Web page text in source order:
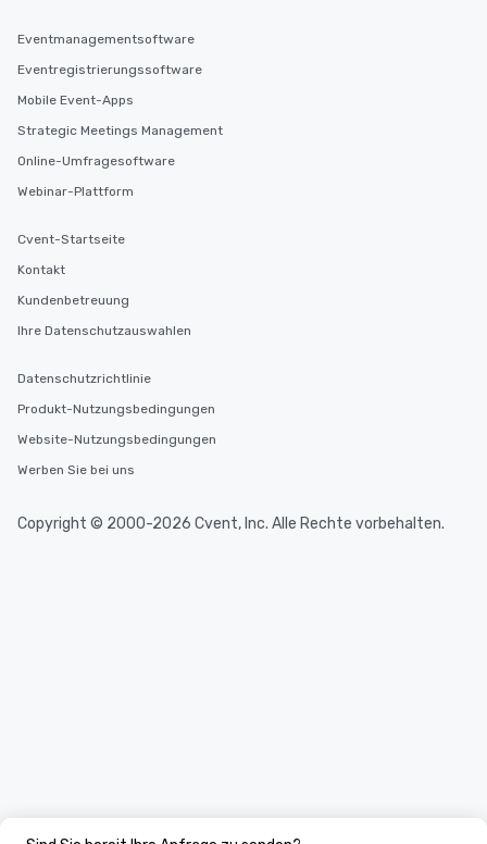
Eventmanagementsoftware
Eventregistrierungssoftware
Mobile Event-Apps
Strategic Meetings Management
Online-Umfragesoftware
Webinar-Plattform
Cvent-Startseite
Kontakt
Kundenbetreuung
Ihre Datenschutzauswahlen
Datenschutzrichtlinie
Produkt-Nutzungsbedingungen
Website-Nutzungsbedingungen
Werben Sie bei uns
Copyright © 2000-2026 Cvent, Inc. Alle Rechte vorbehalten.